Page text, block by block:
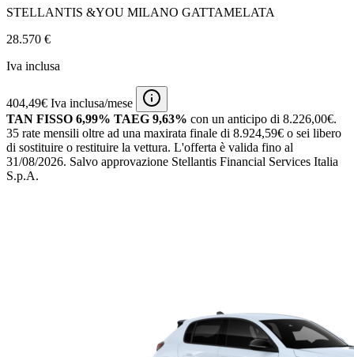
STELLANTIS &YOU MILANO GATTAMELATA
28.570 €
Iva inclusa
404,49€ Iva inclusa/mese
TAN FISSO 6,99% TAEG 9,63% con un anticipo di 8.226,00€.
35 rate mensili oltre ad una maxirata finale di 8.924,59€ o sei libero
di sostituire o restituire la vettura. L'offerta è valida fino al
31/08/2026. Salvo approvazione Stellantis Financial Services Italia
S.p.A.